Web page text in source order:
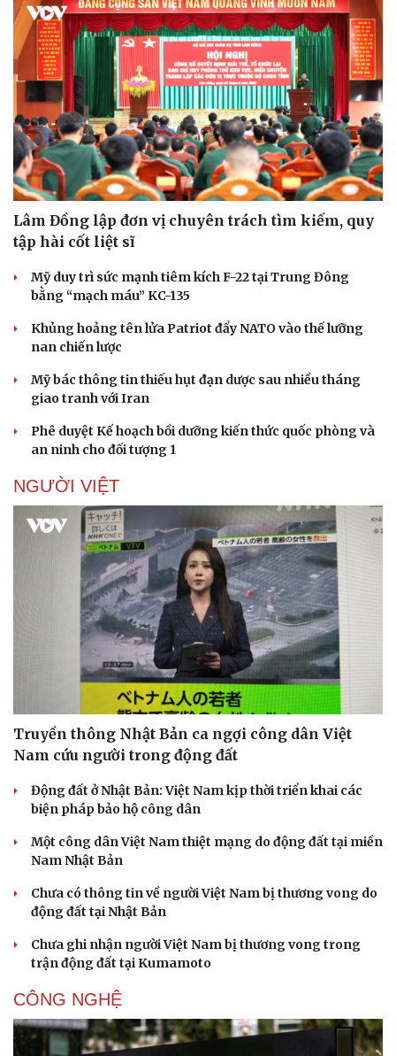
Tư vấn luật
Quân sự - Quốc phòng
Vũ khí
Việt Nam
Phân tích
Lâm Đồng lập đơn vị chuyên trách tìm kiếm, quy
tập hài cốt liệt sĩ
Mỹ duy trì sức mạnh tiêm kích F-22 tại Trung Đông
bằng “mạch máu” KC-135
Khủng hoảng tên lửa Patriot đẩy NATO vào thế lưỡng
nan chiến lược
Mỹ bác thông tin thiếu hụt đạn dược sau nhiều tháng
giao tranh với Iran
Phê duyệt Kế hoạch bồi dưỡng kiến thức quốc phòng và
an ninh cho đối tượng 1
NGƯỜI VIỆT
Truyền thông Nhật Bản ca ngợi công dân Việt
Nam cứu người trong động đất
Động đất ở Nhật Bản: Việt Nam kịp thời triển khai các
biện pháp bảo hộ công dân
Một công dân Việt Nam thiệt mạng do động đất tại miền
Nam Nhật Bản
Chưa có thông tin về người Việt Nam bị thương vong do
động đất tại Nhật Bản
Chưa ghi nhận người Việt Nam bị thương vong trong
trận động đất tại Kumamoto
CÔNG NGHỆ